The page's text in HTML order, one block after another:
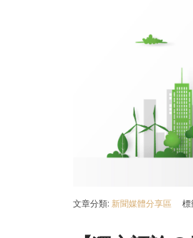
文章分類: 新聞媒體分享區 標